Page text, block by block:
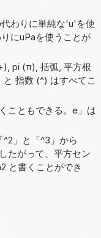
わりに単純な'u'を使
にuPaを使うことが
pi (π), 括弧, 平方根
指数 (^) はすべてこ
こともできる。e」は
」と「^3」から
たがって、平方セン
と書くことができ